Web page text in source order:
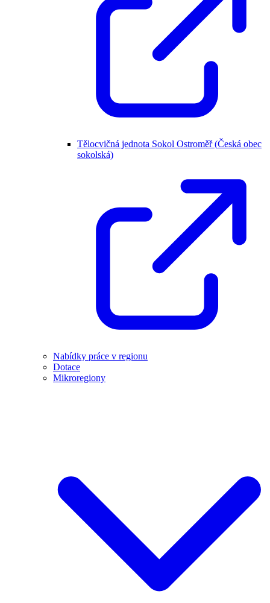
Tělocvičná jednota Sokol Ostroměř (Česká obec
sokolská)
Nabídky práce v regionu
Dotace
Mikroregiony